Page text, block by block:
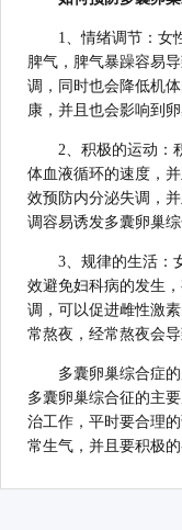
1、情绪调节：女
脾气，脾气暴躁容易
调，同时也会降低机
康，并且也会影响到
2、积极的运动：
体血液循环的速度，
效预防内分泌失调，
调容易诱发多囊卵巢综
3、规律的生活：
效避免妇科病的发生
调，可以促进雌性激
常熬夜，经常熬夜会
多囊卵巢综合症
多囊卵巢综合征的主
治工作，平时要合理
常生气，并且要积极